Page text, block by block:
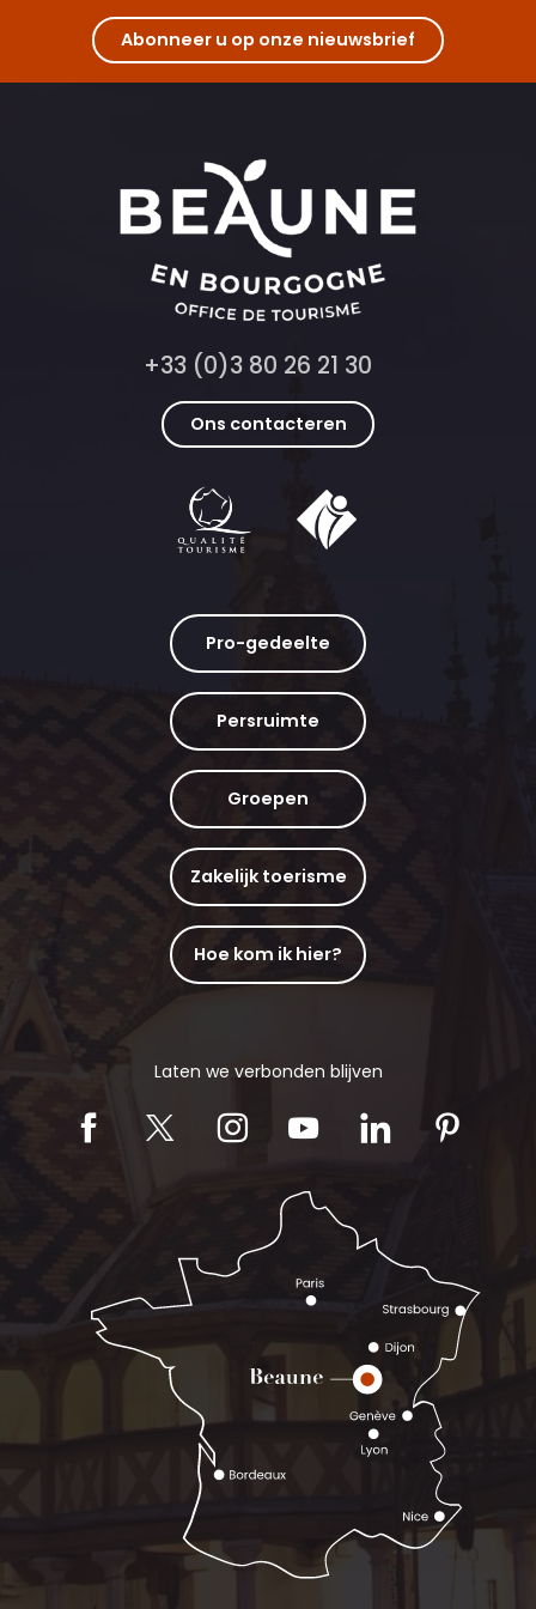
Abonneer u op onze nieuwsbrief
+33 (0)3 80 26 21 30
Ons contacteren
Pro-gedeelte
Persruimte
Groepen
Zakelijk toerisme
Hoe kom ik hier?
Laten we verbonden blijven